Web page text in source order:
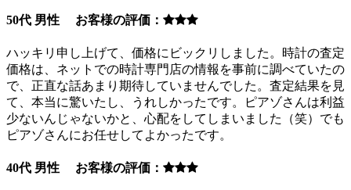
50代 男性 お客様の評価：
ハッキリ申し上げて、価格にビックリしました。時計の査定
価格は、ネットでの時計専門店の情報を事前に調べていたの
で、正直な話あまり期待していませんでした。査定結果を見
て、本当に驚いたし、うれしかったです。ピアゾさんは利益
少ないんじゃないかと、心配をしてしまいました（笑）でも
ピアゾさんにお任せしてよかったです。
40代 男性 お客様の評価：